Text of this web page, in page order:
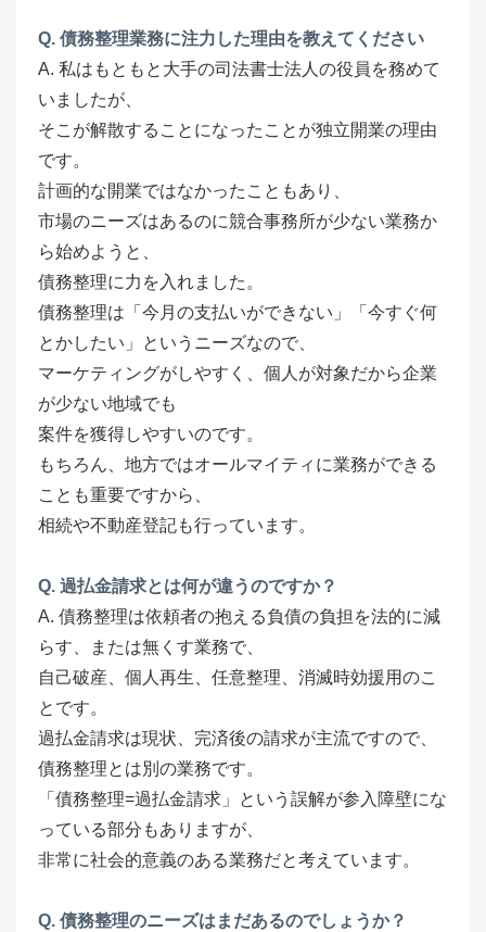
Q. 債務整理業務に注力した理由を教えてください
A. 私はもともと大手の司法書士法人の役員を務めて
いましたが、
そこが解散することになったことが独立開業の理由
です。
計画的な開業ではなかったこともあり、
市場のニーズはあるのに競合事務所が少ない業務か
ら始めようと、
債務整理に力を入れました。
債務整理は「今月の支払いができない」「今すぐ何
とかしたい」というニーズなので、
マーケティングがしやすく、個人が対象だから企業
が少ない地域でも
案件を獲得しやすいのです。
もちろん、地方ではオールマイティに業務ができる
ことも重要ですから、
相続や不動産登記も行っています。
Q. 過払金請求とは何が違うのですか？
A. 債務整理は依頼者の抱える負債の負担を法的に減
らす、または無くす業務で、
自己破産、個人再生、任意整理、消滅時効援用のこ
とです。
過払金請求は現状、完済後の請求が主流ですので、
債務整理とは別の業務です。
「債務整理=過払金請求」という誤解が参入障壁にな
っている部分もありますが、
非常に社会的意義のある業務だと考えています。
Q. 債務整理のニーズはまだあるのでしょうか？